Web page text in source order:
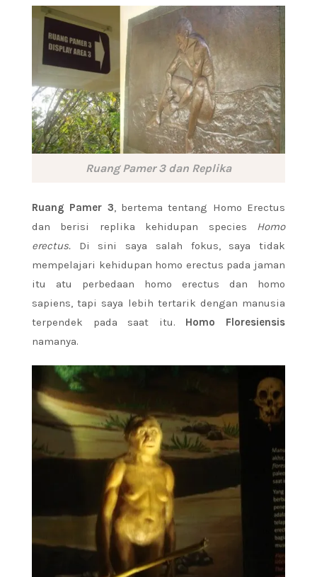
Ruang Pamer 3 dan Replika
Ruang Pamer 3, bertema tentang Homo Erectus
dan berisi replika kehidupan species Homo
erectus. Di sini saya salah fokus, saya tidak
mempelajari kehidupan homo erectus pada jaman
itu atu perbedaan homo erectus dan homo
sapiens, tapi saya lebih tertarik dengan manusia
terpendek pada saat itu. Homo Floresiensis
namanya.